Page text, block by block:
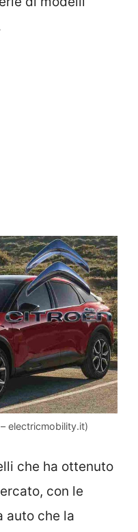
electricmobility.it)
che ha ottenuto
con le
auto che la